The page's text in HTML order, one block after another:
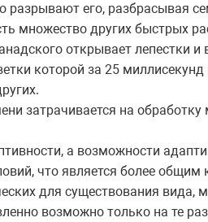
его, разбрасывая
множество других быстрых
открывает лепестки и
которой за 25 миллисекунд
затрачивается на
а возможности
что является более общим
для существования вида,
возможно только на те